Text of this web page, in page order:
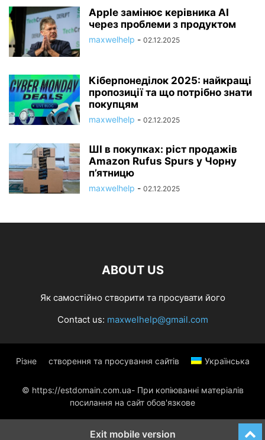
Apple замінює керівника AI
через проблеми з продуктом
maxwelhelp - 02.12.2025
Кіберпонеділок 2025: найкращі
пропозиції та що потрібно знати
покупцям
maxwelhelp - 02.12.2025
ШІ в покупках: ріст продажів
Amazon Rufus Spurs у Чорну
п’ятницю
maxwelhelp - 02.12.2025
ABOUT US
Як самостійно створити та просувати його
Contact us: maxwelhelp@gmail.com
Різне створення та просування сайтів Українська
© https://estdomain.com.ua- При копіюванні матеріалів
посилання на сайт обов'язкове
Exit mobile version